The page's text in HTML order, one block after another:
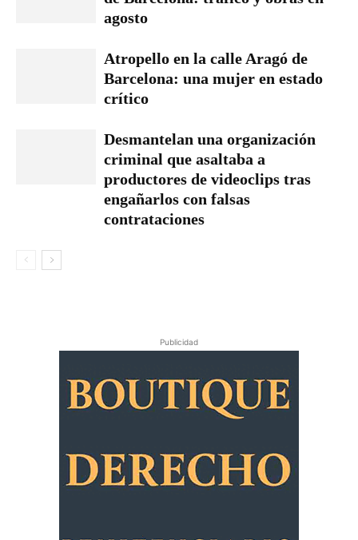
agosto
Atropello en la calle Aragó de
Barcelona: una mujer en estado
crítico
Desmantelan una organización
criminal que asaltaba a
productores de videoclips tras
engañarlos con falsas
contrataciones
Publicidad